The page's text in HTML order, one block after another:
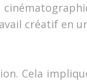
créatif en
Cela